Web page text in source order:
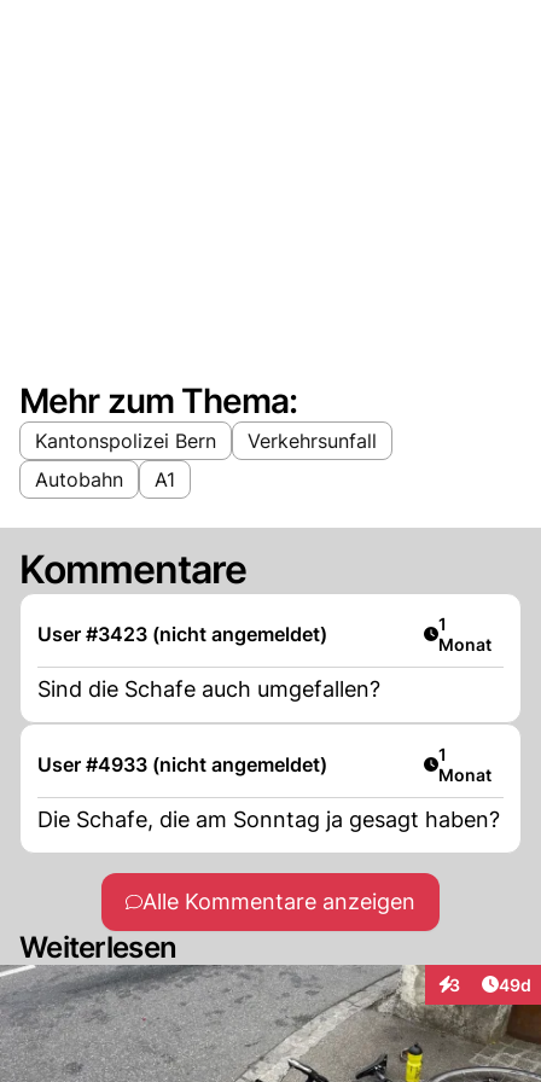
Mehr zum Thema:
Kantonspolizei Bern
Verkehrsunfall
Autobahn
A1
Kommentare
User #3423 (nicht angemeldet) Artikel
1
Monat
Sind die Schafe auch umgefallen?
User #4933 (nicht angemeldet) Artikel
1
Monat
Die Schafe, die am Sonntag ja gesagt haben?
Alle Kommentare anzeigen
Weiterlesen
3
Interaktionen
49d